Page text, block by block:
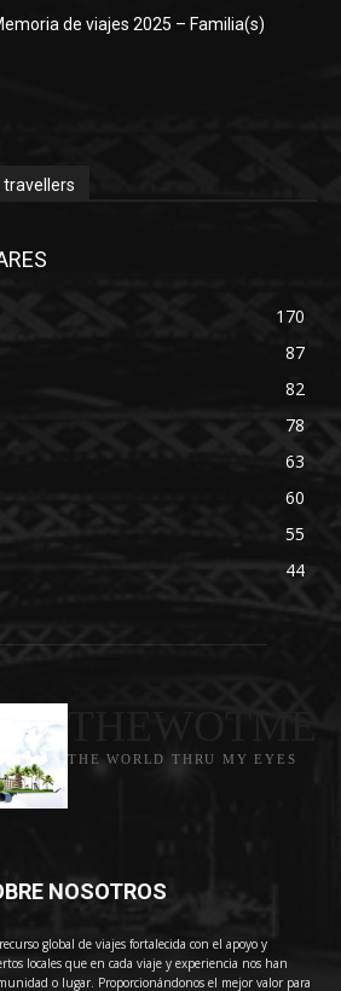
de viajes 2025 – Familia(s)
travellers
170
87
82
78
63
60
55
44
THE WORLD THRU MY EYES
NOSOTROS
global de viajes fortalecida con el apoyo y
locales que en cada viaje y experiencia nos han
o lugar. Proporcionándonos el mejor valor para